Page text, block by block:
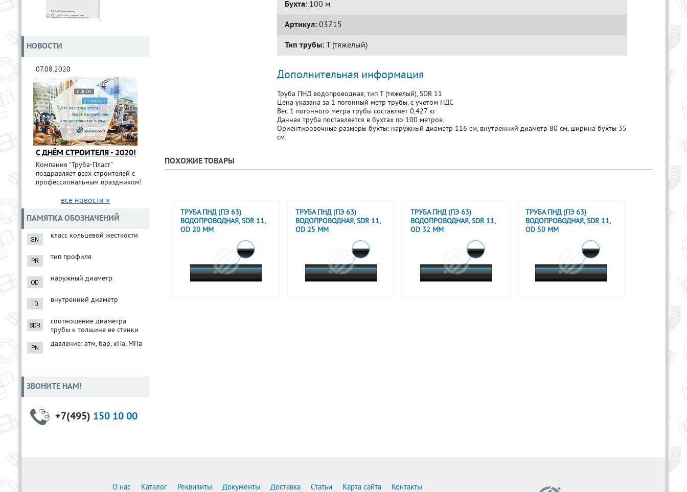
Бухта: 100 м
Артикул: 03715
Тип трубы: Т (тяжелый)
Дополнительная информация
Труба ПНД водопроводная, тип Т (тяжелый), SDR 11
Цена указана за 1 погонный метр трубы, с учетом НДС
Вес 1 погонного метра трубы составляет 0,427 кг
Данная труба поставляется в бухтах по 100 метров.
Ориентировочные размеры бухты: наружный диаметр 116 см, внутренний диаметр 80 см, ширина бухты 35
см.
ПОХОЖИЕ ТОВАРЫ
ТРУБА ПНД (ПЭ 63)
ВОДОПРОВОДНАЯ, SDR 11,
OD 20 ММ
ТРУБА ПНД (ПЭ 63)
ВОДОПРОВОДНАЯ, SDR 11,
OD 25 ММ
ТРУБА ПНД (ПЭ 63)
ВОДОПРОВОДНАЯ, SDR 11,
OD 32 ММ
ТРУБА ПНД (ПЭ 63)
ВОДОПРОВОДНАЯ, SDR 11,
OD 50 ММ
НОВОСТИ
07.08.2020
С ДНЁМ СТРОИТЕЛЯ - 2020!
Компания "Труба-Пласт"
поздравляет всех строителей с
профессиональным праздником!
все новости »
ПАМЯТКА ОБОЗНАЧЕНИЙ
класс кольцевой жесткости
тип профиля
наружный диаметр
внутренний диаметр
соотношение диаметра
трубы к толщине ее стенки
давление: атм, бар, кПа, МПа
ЗВОНИТЕ НАМ!
+7(495) 150 10 00
О нас Каталог Реквизиты Документы Доставка Статьи Карта сайта Контакты